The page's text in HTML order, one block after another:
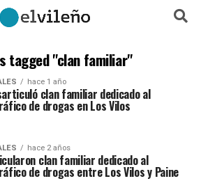
tagged "clan familiar"
hace 1 año
clan familiar dedicado al
de drogas en Los Vilos
hace 2 años
clan familiar dedicado al
de drogas entre Los Vilos y Paine